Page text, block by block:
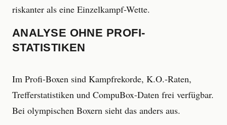
riskanter als eine Einzelkampf-Wette.
ANALYSE OHNE PROFI-
STATISTIKEN
Im Profi-Boxen sind Kampfrekorde, K.O.-Raten,
Trefferstatistiken und CompuBox-Daten frei verfügbar.
Bei olympischen Boxern sieht das anders aus.